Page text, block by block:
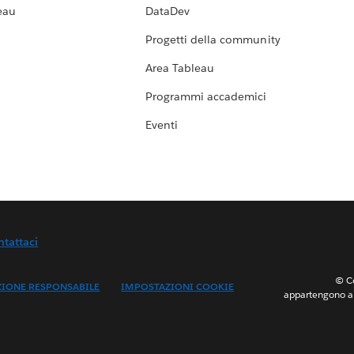
DataDev
Progetti della community
Area Tableau
Programmi accademici
Eventi
RESPONSABILE
IMPOSTAZIONI COOKIE
©
appartengono